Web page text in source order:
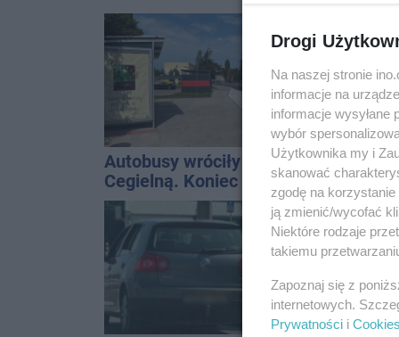
Autobusy wróciły na
Cegielną. Koniec
remontu zatok
Zmiany
na
Drogi
Na naszej stronie
informacje na
informacje wysyłane
wybór
Użytkownika my i
skanować
zgodę na
ją zmienić/wycofać
Niektóre rodzaje
takiemu
Zapoznaj się z
internetowych.
Prywatności i Cookies